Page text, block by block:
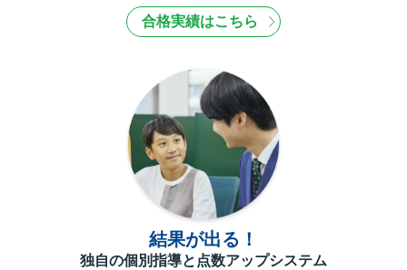
合格実績はこちら
結果が出る！
独自の個別指導と点数アップシステム